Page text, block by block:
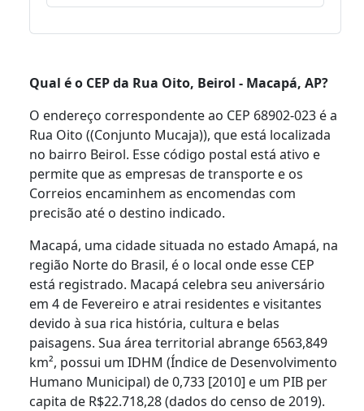
Qual é o CEP da Rua Oito, Beirol - Macapá, AP?
O endereço correspondente ao CEP 68902-023 é a
Rua Oito ((Conjunto Mucaja)), que está localizada
no bairro Beirol. Esse código postal está ativo e
permite que as empresas de transporte e os
Correios encaminhem as encomendas com
precisão até o destino indicado.
Macapá, uma cidade situada no estado Amapá, na
região Norte do Brasil, é o local onde esse CEP
está registrado. Macapá celebra seu aniversário
em 4 de Fevereiro e atrai residentes e visitantes
devido à sua rica história, cultura e belas
paisagens. Sua área territorial abrange 6563,849
km², possui um IDHM (Índice de Desenvolvimento
Humano Municipal) de 0,733 [2010] e um PIB per
capita de R$22.718,28 (dados do censo de 2019).